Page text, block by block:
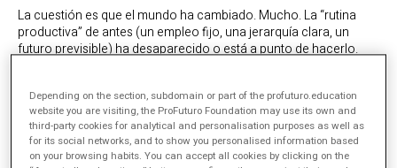
La cuestión es que el mundo ha cambiado. Mucho. La “rutina
productiva” de antes (un empleo fijo, una jerarquía clara, un
futuro previsible) ha desaparecido o está a punto de hacerlo.
aprender a pensar con criterio, a no derrumbarse cuando todo
sale mal, a cooperar, a conocerse un poco y a no quemarse por
el camino.
Y sin embargo, la escuela, con honrosas excepciones, sigue
Depending on the section, subdomain or part of the profuturo.education
website you are visiting, the ProFuturo Foundation may use its own and
third-party cookies for analytical and personalisation purposes as well as
for its social networks, and to show you personalised information based
on your browsing habits. You can accept all cookies by clicking on the